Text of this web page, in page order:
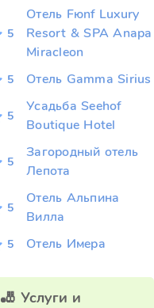
5
Отель Fюnf Luxury
Resort & SPA Anapa
Miracleon
5 Отель Gamma Sirius
5
Усадьба Seehof
Boutique Hotel
5
Загородный отель
Лепота
5
Отель Альпина
Вилла
5 Отель Имера
🎳 Услуги и